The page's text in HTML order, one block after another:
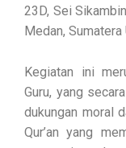
23D, Sei
Medan, Sumatera
Kegiatan ini
Guru, yang
dukungan moral
Qur’an yang